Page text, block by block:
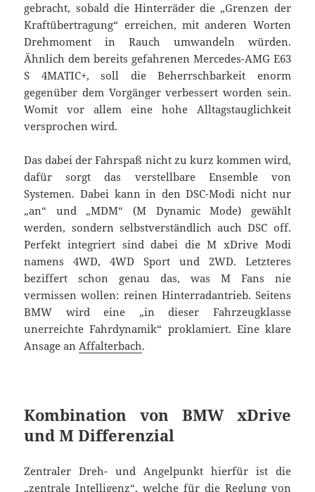
gebracht, sobald die Hinterräder die „Grenzen der
Kraftübertragung“ erreichen, mit anderen Worten
Drehmoment in Rauch umwandeln würden.
Ähnlich dem bereits gefahrenen Mercedes-AMG E63
S 4MATIC+, soll die Beherrschbarkeit enorm
gegenüber dem Vorgänger verbessert worden sein.
Womit vor allem eine hohe Alltagstauglichkeit
versprochen wird.
Das dabei der Fahrspaß nicht zu kurz kommen wird,
dafür sorgt das verstellbare Ensemble von
Systemen. Dabei kann in den DSC-Modi nicht nur
„an“ und „MDM“ (M Dynamic Mode) gewählt
werden, sondern selbstverständlich auch DSC off.
Perfekt integriert sind dabei die M xDrive Modi
namens 4WD, 4WD Sport und 2WD. Letzteres
beziffert schon genau das, was M Fans nie
vermissen wollen: reinen Hinterradantrieb. Seitens
BMW wird eine „in dieser Fahrzeugklasse
unerreichte Fahrdynamik“ proklamiert. Eine klare
Ansage anAffalterbach.
Kombination von BMW xDrive
und M Differenzial
Zentraler Dreh- und Angelpunkt hierfür ist die
„zentrale Intelligenz“, welche für die Reglung von